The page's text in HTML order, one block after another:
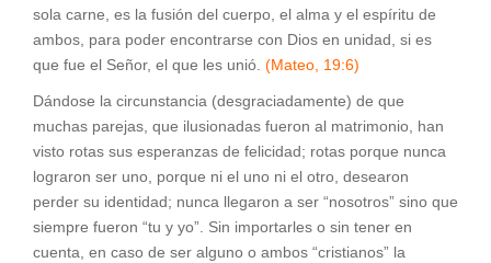
sola carne, es la fusión del cuerpo, el alma y el espíritu de
ambos, para poder encontrarse con Dios en unidad, si es
que fue el Señor, el que les unió. (Mateo, 19:6)
Dándose la circunstancia (desgraciadamente) de que
muchas parejas, que ilusionadas fueron al matrimonio, han
visto rotas sus esperanzas de felicidad; rotas porque nunca
lograron ser uno, porque ni el uno ni el otro, desearon
perder su identidad; nunca llegaron a ser “nosotros” sino que
siempre fueron “tu y yo”. Sin importarles o sin tener en
cuenta, en caso de ser alguno o ambos “cristianos” la